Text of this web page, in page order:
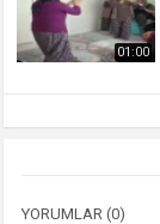
01:00
YORUMLAR (0)